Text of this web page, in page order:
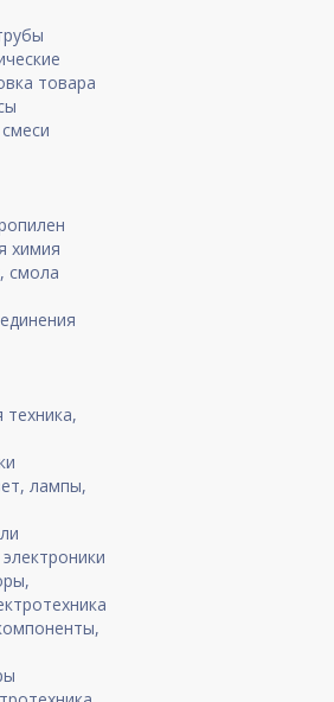
товара
химия
смола
лампы,